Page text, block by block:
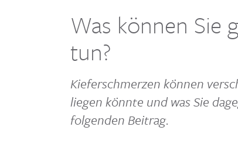
Was können Sie
tun?
Kiefer­schmerzen können
liegen könnte und was Sie
folgenden Beitrag.